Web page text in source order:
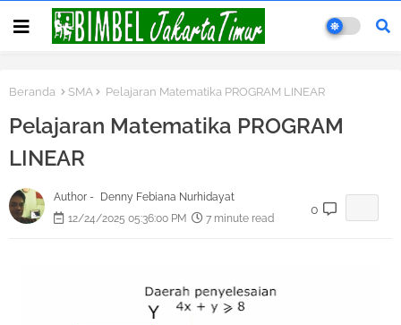
Beranda SMA Pelajaran Matematika PROGRAM LINEAR
Pelajaran Matematika PROGRAM
LINEAR
Author -
Denny Febiana Nurhidayat
12/24/2025 05:36:00 PM
7 minute read
0